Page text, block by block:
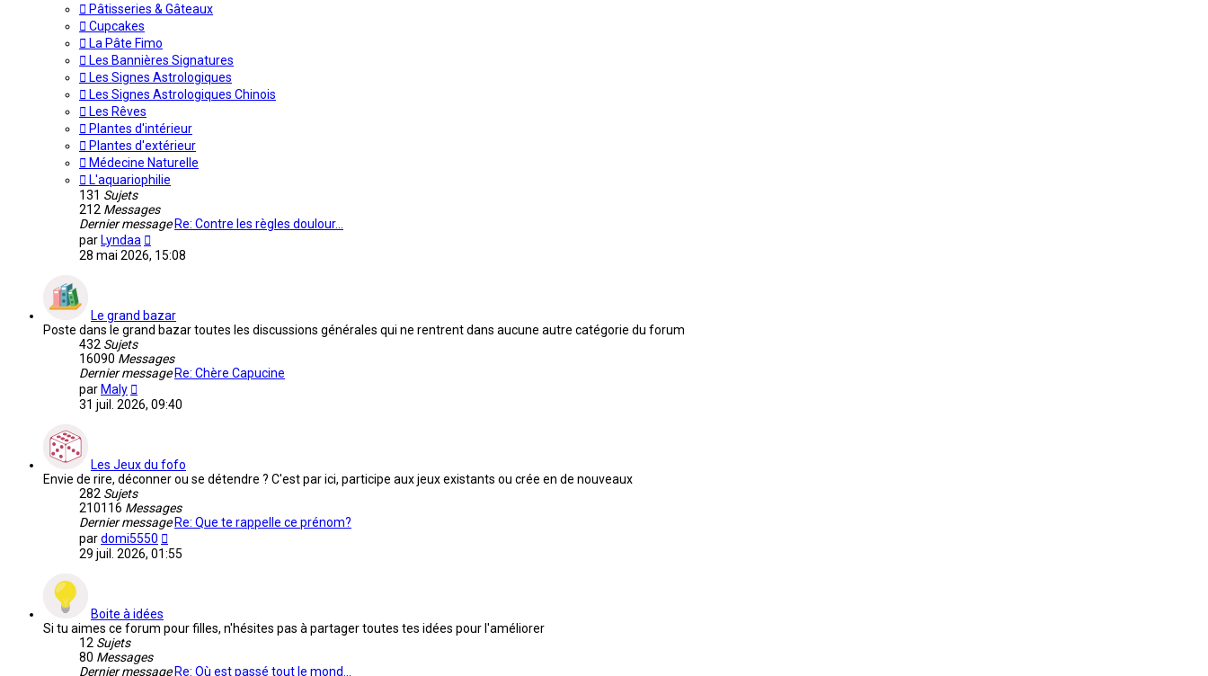
Pâtisseries & Gâteaux
Cupcakes
La Pâte Fimo
Les Bannières Signatures
Les Signes Astrologiques
Les Signes Astrologiques Chinois
Les Rêves
Plantes d'intérieur
Plantes d'extérieur
Médecine Naturelle
L'aquariophilie
131 Sujets
212 Messages
Dernier message Re: Contre les règles doulour…
par Lyndaa
le
dernier
28 mai 2026, 15:08
Le grand bazar
Poste dans le grand bazar toutes les discussions générales qui ne rentrent dans aucune autre catégorie du forum
432 Sujets
16090 Messages
Dernier message Re: Chère Capucine
par Maly
le
dernier
31 juil. 2026, 09:40
Les Jeux du fofo
Envie de rire, déconner ou se détendre ? C'est par ici, participe aux jeux existants ou crée en de nouveaux
282 Sujets
210116 Messages
Dernier message Re: Que te rappelle ce prénom?
pardomi5550
le
29 juil. 2026, 01:55
Boite à idées
Si tu aimes ce forum pour filles, n'hésites pas à partager toutes tes idées pour l'améliorer
12 Sujets
80 Messages
Dernier message Re: Où est passé tout le mond…